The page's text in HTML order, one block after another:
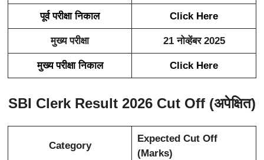
पूर्व परीक्षा निकाल Click Here
मुख्य परीक्षा 21 नोव्हेंबर 2025
मुख्य परीक्षा निकाल Click Here
SBI Clerk Result 2026 Cut Off (अपेक्षित)
Category
Expected Cut Off
(Marks)